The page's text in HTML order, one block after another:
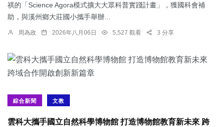
祺的「Science Agora模式擴大大眾科普實踐計畫」，獲國科會補
助，與溪州鄉大莊國小攜手舉辦...
周為政 2026年八月06日 5,527 觀看 3 分享
綜合新聞 文教
雲科大攜手國立自然科學博物館 打造博物館教育新未來 跨